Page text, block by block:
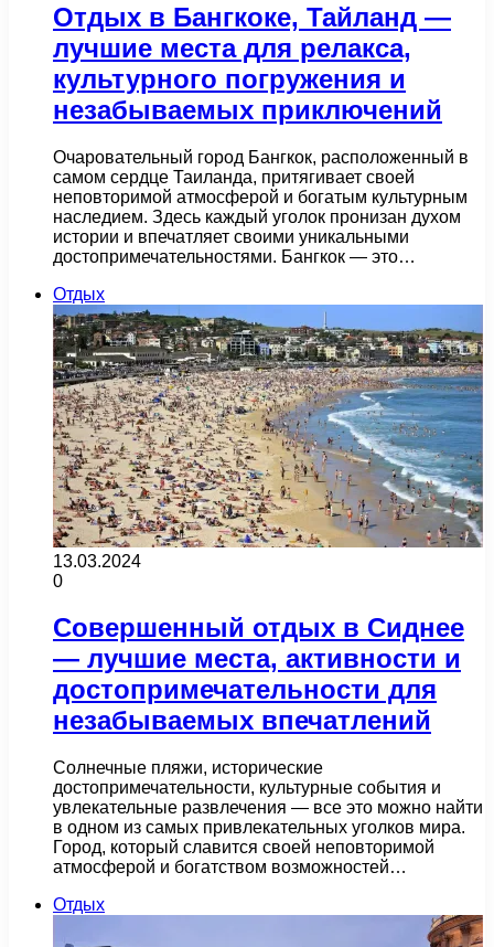
Отдых в Бангкоке, Тайланд —
лучшие места для релакса,
культурного погружения и
незабываемых приключений
Очаровательный город Бангкок, расположенный в
самом сердце Таиланда, притягивает своей
неповторимой атмосферой и богатым культурным
наследием. Здесь каждый уголок пронизан духом
истории и впечатляет своими уникальными
достопримечательностями. Бангкок — это…
Отдых
13.03.2024
0
Совершенный отдых в Сиднее
— лучшие места, активности и
достопримечательности для
незабываемых впечатлений
Солнечные пляжи, исторические
достопримечательности, культурные события и
увлекательные развлечения — все это можно найти
в одном из самых привлекательных уголков мира.
Город, который славится своей неповторимой
атмосферой и богатством возможностей…
Отдых